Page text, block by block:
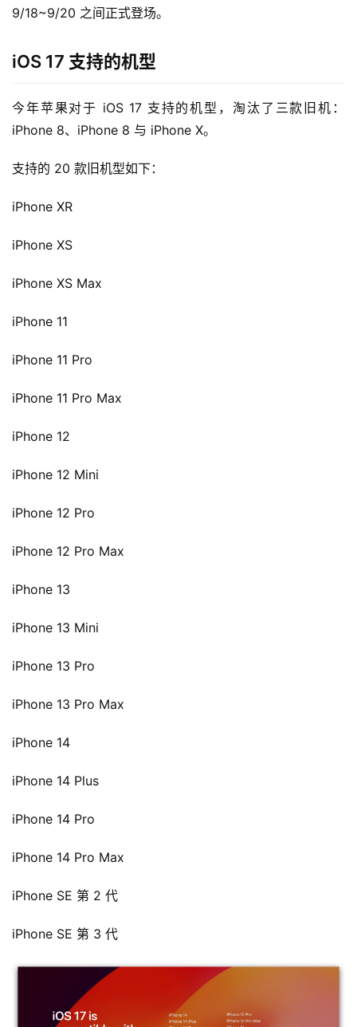
9/18~9/20 之间正式登场。
iOS 17 支持的机型
今年苹果对于 iOS 17 支持的机型，淘汰了三款旧机：
iPhone 8、iPhone 8 与 iPhone X。
支持的 20 款旧机型如下：
iPhone XR
iPhone XS
iPhone XS Max
iPhone 11
iPhone 11 Pro
iPhone 11 Pro Max
iPhone 12
iPhone 12 Mini
iPhone 12 Pro
iPhone 12 Pro Max
iPhone 13
iPhone 13 Mini
iPhone 13 Pro
iPhone 13 Pro Max
iPhone 14
iPhone 14 Plus
iPhone 14 Pro
iPhone 14 Pro Max
iPhone SE 第 2 代
iPhone SE 第 3 代